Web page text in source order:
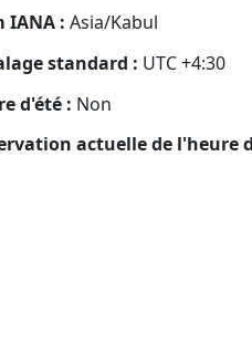
IANA : Asia/Kabul
standard : UTC +4:30
d'été : Non
actuelle de l'heure